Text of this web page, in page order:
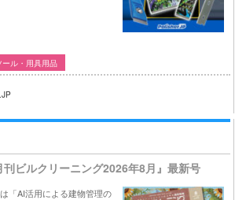
ール・用具用品
刊ビルクリーニング2026年8月』最新号
「AI活用による建物管理の